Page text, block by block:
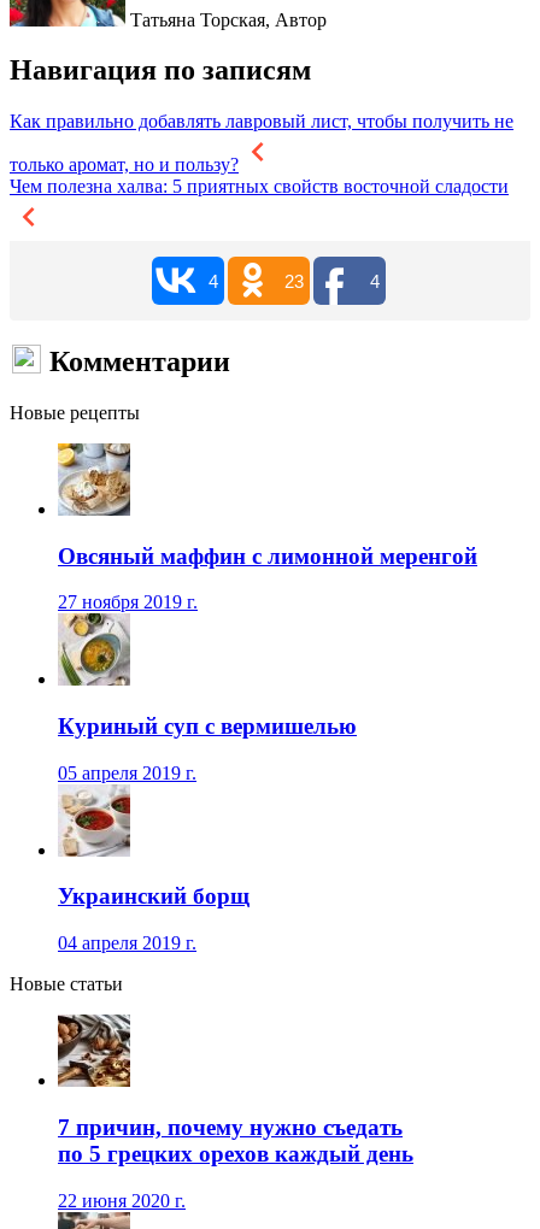
Татьяна Торская, Автор
Навигация по записям
Как правильно добавлять лавровый лист, чтобы получить не
только аромат, но и пользу?
Чем полезна халва: 5 приятных свойств восточной сладости
4 23 4
Комментарии
Новые рецепты
Овсяный маффин с лимонной меренгой
27 ноября 2019 г.
Куриный суп с вермишелью
05 апреля 2019 г.
Украинский борщ
04 апреля 2019 г.
Новые статьи
7 причин, почему нужно съедать
по 5 грецких орехов каждый день
22 июня 2020 г.